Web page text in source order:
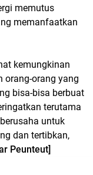
memutus
memanfaatkan
kemungkinan
orang-orang yang
bisa-bisa berbuat
terutama
untuk
dan tertibkan,
Peunteut]